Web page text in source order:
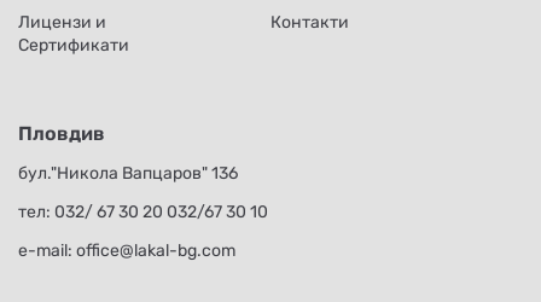
Лицензи и
Сертификати
Контакти
Пловдив
бул."Никола Вапцаров" 136
тел: 032/ 67 30 20 032/67 30 10
е-mail: office@lakal-bg.com